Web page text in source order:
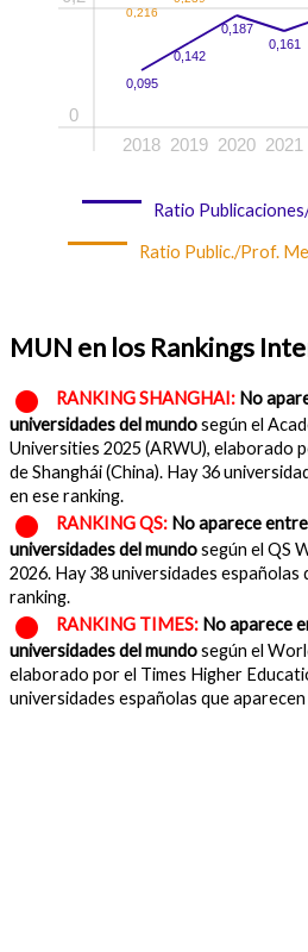
0
2018 2019 2020 2021
0,216
0,095
0,142
0,187
0,161
Ratio
Ratio Public./Prof.
MUN en los Rankings
RANKING SHANGHAI: No
universidades del mundosegún el
Universities 2025 (ARWU), elaborado
de Shanghái (China). Hay 36
en ese ranking.
RANKING QS: No aparece
universidades del mundosegún el QS
2026. Hay 38 universidades españolas
ranking.
RANKING TIMES: No aparece
universidades del mundosegún el
elaborado por el Times Higher
universidades españolas que